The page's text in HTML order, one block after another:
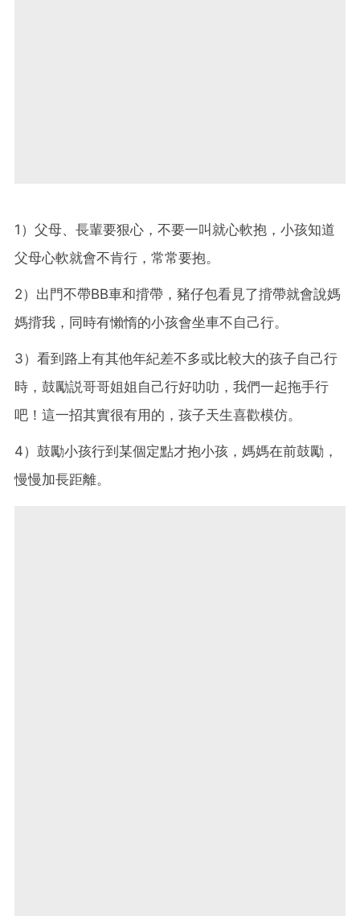
1）父母、長輩要狠心，不要一叫就心軟抱，小孩知道
父母心軟就會不肯行，常常要抱。
2）出門不帶BB車和揹帶，豬仔包看見了揹帶就會說媽
媽揹我，同時有懶惰的小孩會坐車不自己行。
3）看到路上有其他年紀差不多或比較大的孩子自己行
時，鼓勵説哥哥姐姐自己行好叻叻，我們一起拖手行
吧！這一招其實很有用的，孩子天生喜歡模仿。
4）鼓勵小孩行到某個定點才抱小孩，媽媽在前鼓勵，
慢慢加長距離。